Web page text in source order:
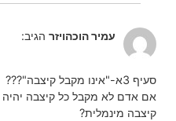
עמיר הוכהויזר הגיב:
סעיף 3א-"אינו מקבל קיצבה"???
אם אדם לא מקבל כל קיצבה יהיה
קיצבה מינמלית?